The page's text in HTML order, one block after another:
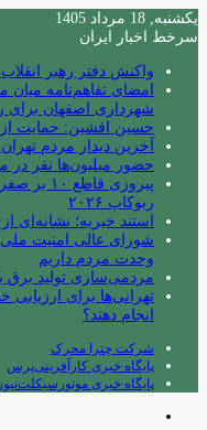
یکشنبه, 18 مرداد 1405
سرخط اخبار ایران
واکنش دفتر رهبر
امضای تفاهم‌نامه
شهرداری اصفهان برای
حسین افشین: حمایت از
آخرین دیدار مردم
حضور میلیون‌ها نفر در
پیروزی
ربوکاپ ۲۰۲۶
استند خیریه؛
شورای عالی امنیت ملی
وحدت مردم داریم
مردمی‌سازی تولید برق
تهرانی‌ها برای
انجام دهند؟
شرکت چترا محرک
پایگاه خبری کارآفرینی‌پرس
پایگاه خبری موتورسیکلت‌نیوز